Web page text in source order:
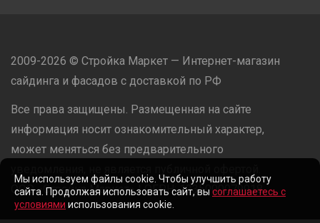
2009-2026 © Стройка Маркет — Интернет-магазин
сайдинга и фасадов с доставкой по РФ
Все права защищены. Размещенная на сайте
информация носит ознакомительный характер,
может меняться без предварительного
ООО «Стройка Маркет» | ОГРН: 1235000079918
Мы используем файлы cookie. Чтобы улучшить работу
сайта. Продолжая использовать сайт, вы соглашаетесь с
условиями использования cookie.